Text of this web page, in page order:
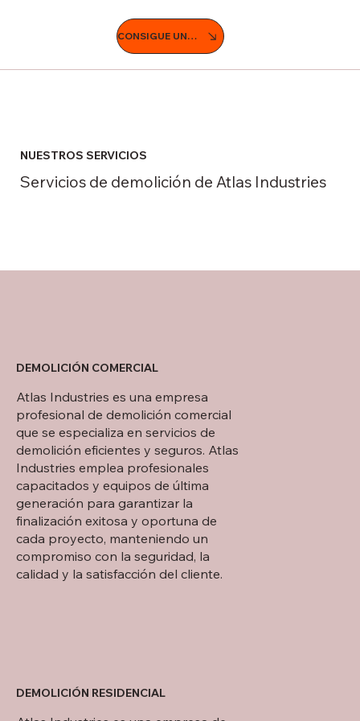
CONSIGUE UNA COTIZACIÓN
NUESTROS SERVICIOS
Servicios de demolición de Atlas Industries
DEMOLICIÓN COMERCIAL
Atlas Industries es una empresa
profesional de demolición comercial
que se especializa en servicios de
demolición eficientes y seguros. Atlas
Industries emplea profesionales
capacitados y equipos de última
generación para garantizar la
finalización exitosa y oportuna de
cada proyecto, manteniendo un
compromiso con la seguridad, la
calidad y la satisfacción del cliente.
DEMOLICIÓN RESIDENCIAL